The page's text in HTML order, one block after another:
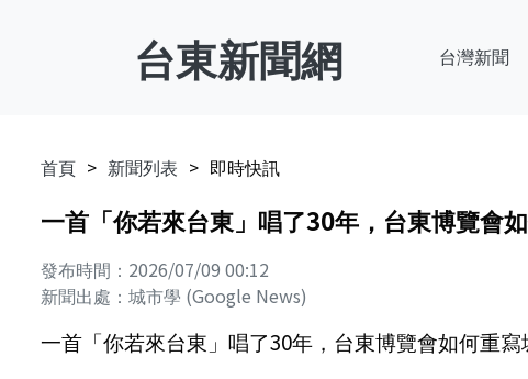
台東新聞網 台灣新聞
首頁 新聞列表 即時快訊
一首「你若來台東」唱了30年，台東博覽會
發布時間：2026/07/09 00:12
新聞出處：城市學 (Google News)
一首「你若來台東」唱了30年，台東博覽會如何重